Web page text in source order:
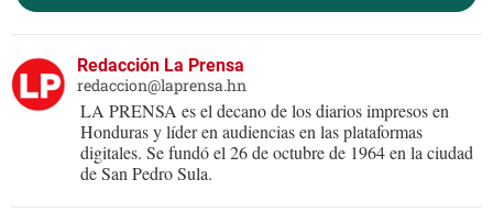
Redacción La Prensa
redaccion@laprensa.hn
LA PRENSA es el decano de los diarios impresos en
Honduras y líder en audiencias en las plataformas
digitales. Se fundó el 26 de octubre de 1964 en la ciudad
de San Pedro Sula.